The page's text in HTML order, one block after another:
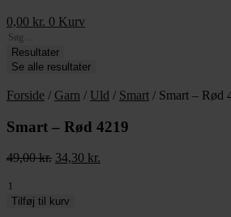
0,00 kr. 0 Kurv
Search
...Resultater
Se alle resultater
Forside / Garn / Uld / Smart / Smart – Rød
Smart – Rød 4219
49,00kr. Den
var:
34,30 kr.
Smart
Tilføj til kurv